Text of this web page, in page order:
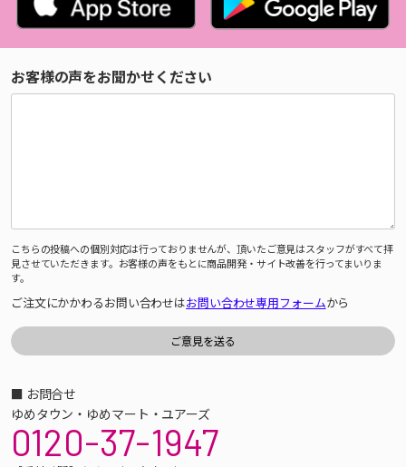
お客様の声をお聞かせください
こちらの投稿への個別対応は行っておりませんが、頂いたご意見はスタッフがすべて拝
見させていただきます。お客様の声をもとに商品開発・サイト改善を行ってまいりま
す。
ご注文にかかわるお問い合わせはお問い合わせ専用フォームから
■ お問合せ
ゆめタウン・ゆめマート・ユアーズ
0120-37-1947